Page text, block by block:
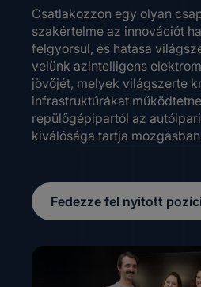
Csatlakozzon egy olyan
szakértelme az innovációt
felgyorsul, és hatása
velünk azintelligens
jövőjét, melyek világszerte
infrastruktúrákat
repülőgépipartól az
kiválósága tartja
Fedezze fel nyitott